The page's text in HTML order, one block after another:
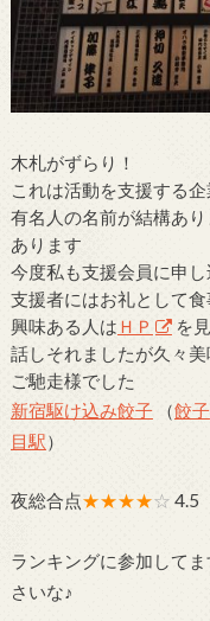
木札がずらり！
これは活動を支援する
有名人の名前が結構あ
あります
今度私も支援会員に申
支援者にはお礼として
興味ある人は ＨＰ
を
話しそれましたが久々
ご馳走様でした
新宿駆け込み餃子（餃子
目駅）
夜総合点★★★★☆ 4.5
ランキングに参加して
さいな♪